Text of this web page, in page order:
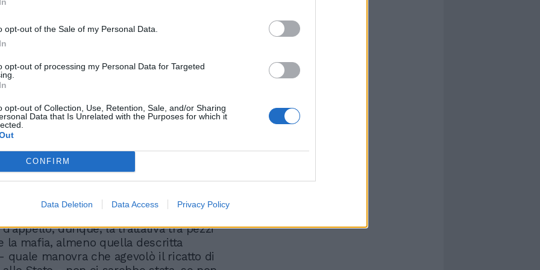
opt-out of the Sale of my Personal Data.
opt-out of processing my Personal Data for Targeted
opt-out of Collection, Use, Retention, Sale, and/or Sharing
Data that Is Unrelated with the Purposes for which it
CONFIRM
Data Deletion Data Access Privacy Policy
l’avvocato Basilio Milio. Politici e
Mori e Dell'Utri assolti,
Gasparri attacca: "Ora chi
dunque, la trattativa tra pezzi
la mafia, almeno quella descritta
quale manovra che agevolò il ricatto di